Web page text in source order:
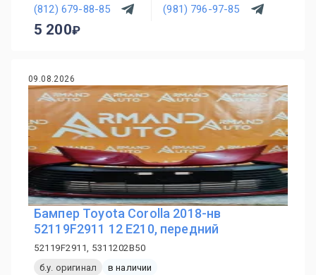
(812) 679-88-85 (981) 796-97-85
5 200
09.08.2026
Бампер Toyota Corolla 2018-нв
52119F2911 12 E210, передний
52119F2911, 5311202B50
б.у. оригинал
в наличии